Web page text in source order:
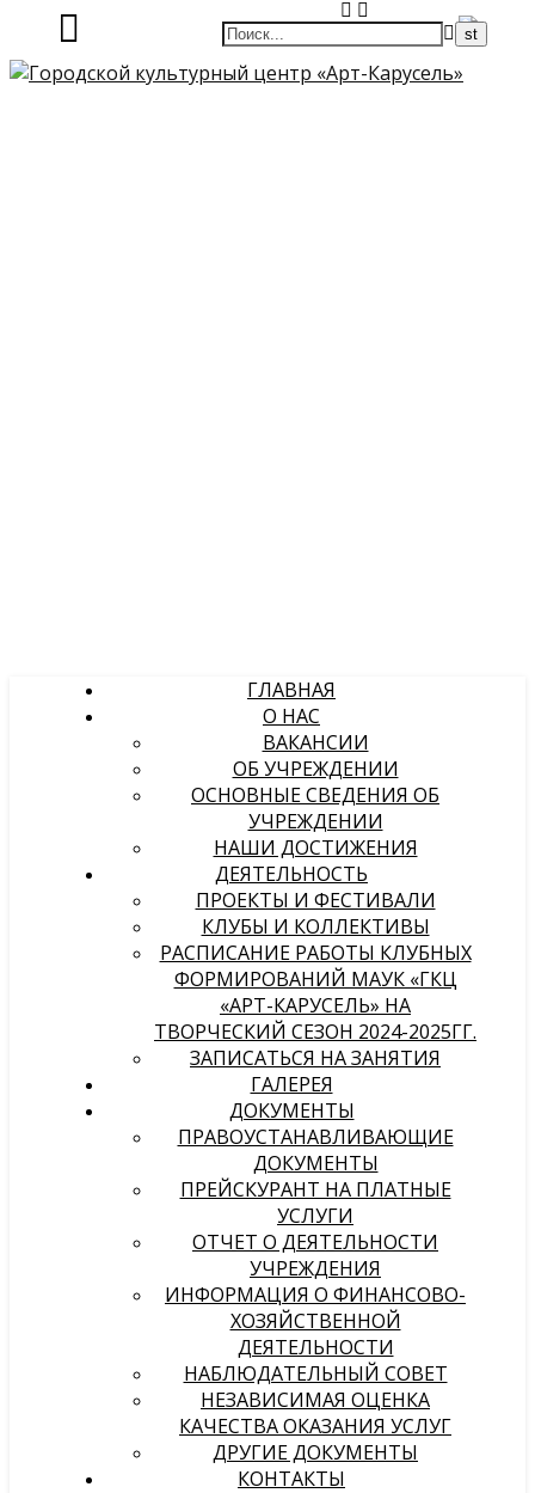
ГЛАВНАЯ
О НАС
ВАКАНСИИ
ОБ УЧРЕЖДЕНИИ
ОСНОВНЫЕ СВЕДЕНИЯ ОБ
УЧРЕЖДЕНИИ
НАШИ ДОСТИЖЕНИЯ
ДЕЯТЕЛЬНОСТЬ
ПРОЕКТЫ И ФЕСТИВАЛИ
КЛУБЫ И КОЛЛЕКТИВЫ
РАСПИСАНИЕ РАБОТЫ КЛУБНЫХ
ФОРМИРОВАНИЙ МАУК «ГКЦ
«АРТ-КАРУСЕЛЬ» НА
ТВОРЧЕСКИЙ СЕЗОН 2024-2025ГГ.
ЗАПИСАТЬСЯ НА ЗАНЯТИЯ
ГАЛЕРЕЯ
ДОКУМЕНТЫ
ПРАВОУСТАНАВЛИВАЮЩИЕ
ДОКУМЕНТЫ
ПРЕЙСКУРАНТ НА ПЛАТНЫЕ
УСЛУГИ
ОТЧЕТ О ДЕЯТЕЛЬНОСТИ
УЧРЕЖДЕНИЯ
ИНФОРМАЦИЯ О ФИНАНСОВО-
ХОЗЯЙСТВЕННОЙ
ДЕЯТЕЛЬНОСТИ
НАБЛЮДАТЕЛЬНЫЙ СОВЕТ
НЕЗАВИСИМАЯ ОЦЕНКА
КАЧЕСТВА ОКАЗАНИЯ УСЛУГ
ДРУГИЕ ДОКУМЕНТЫ
КОНТАКТЫ